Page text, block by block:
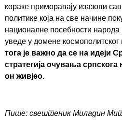
кораке приморавају изазови
политике која на све начине
националне посебности народа
уведе у домене
тога је важно да се на идеји
стратегија очувања српскога
он живјео.
Пише: свештеник Миладин